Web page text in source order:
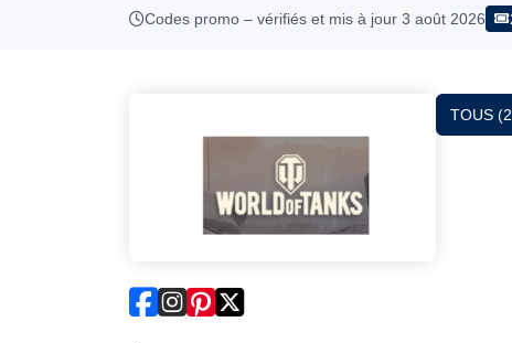
Codes promo – vérifiés et mis à jour 3 août 2026
TOUS